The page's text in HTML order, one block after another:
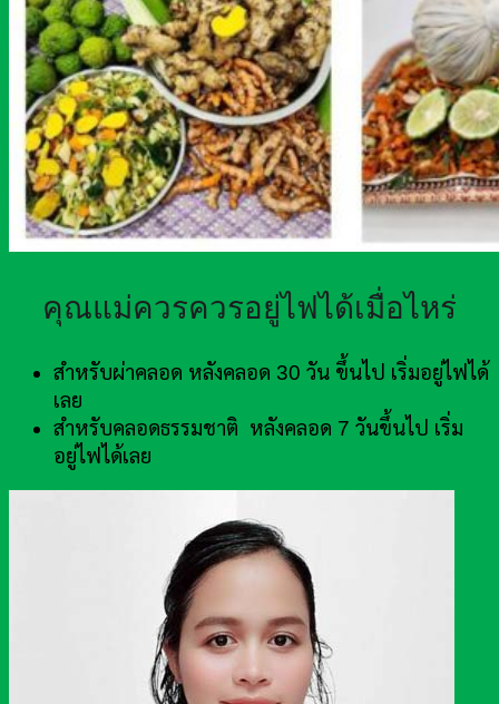
คุณแม่ควรควรอยู่ไฟได้เมื่อไหร่
สำหรับผ่าคลอด หลังคลอด 30 วัน ขึ้นไป เริ่มอยู่ไฟได้
เลย
สำหรับคลอดธรรมชาติ หลังคลอด 7 วันขึ้นไป เริ่ม
อยู่ไฟได้เลย